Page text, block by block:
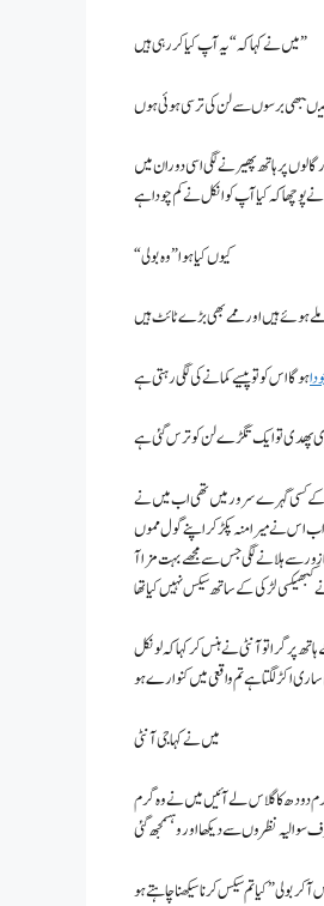
میں نے کہا کہ “یہ آپ کیا کررہی ہیں”
پر ہاتھ پھیرنے لگی اسی دوران میں
نے پوچھا کہ کیا آپ کو انکل نے کم چودا ہے
“کیوں کیا ہوا” و ہ بولی
ہیں اور ممے بھی بڑے ٹائٹ ہیں
ہو گا اس کو تو پیسے کمانے کی لگی رہتی ہے
پھدی تو ایک تگڑے لن کو ترس گئی ہے
کے کسی گہرے سرور میں تھی اب میں نے
اب اس نے میرا منہ پکڑ کر اپنےگول مموں
زور سے ہلانے لگی جس سے مجھے بہت مزا آ
پر گرا تو آنٹی نے ہنس کر کہا کہ لو نکل
اکڑ لگتا ہے تم واقعی میں کنوارے ہو
میں نے کہا جی آنٹی
دودھ کا گلاس لے آئیں میں نے وہ گرم